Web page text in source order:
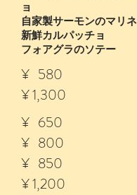
ョ
自家製サーモンのマリネ
新鮮カルパッチョ
フォアグラのソテー
¥ 580
¥ 1,300
¥ 650
¥ 800
¥ 850
¥ 1,200